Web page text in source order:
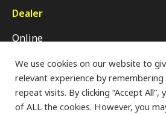
Dealer
Online
Retail Shop
Modern Trade
We use cookies on our website to
relevant experience by
repeat visits. By clicking “Accept
of ALL the cookies. However, you